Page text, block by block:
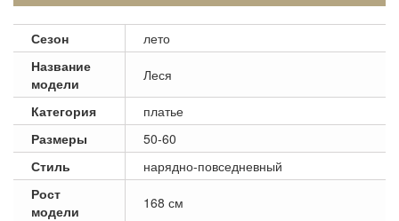
Сезон
лето
Название
модели
Леся
Категория
платье
Размеры
50-60
Стиль
нарядно-повседневный
Рост
модели
168 см